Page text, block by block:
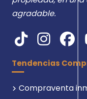
agradable.
Tendencias
Compraventa